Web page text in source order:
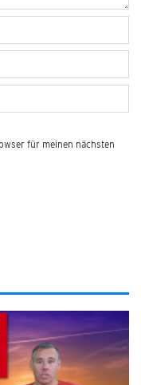
für meinen nächsten